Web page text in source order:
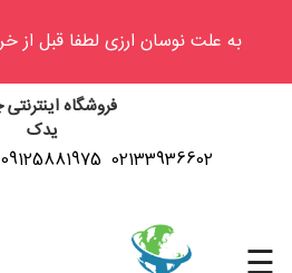
به علت نوسان ارزی لطفا قبل از
فروشگاه
یدک
02133936602
09125881975
وینگل
سی